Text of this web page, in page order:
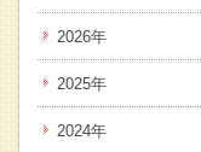
2026年
2025年
2024年